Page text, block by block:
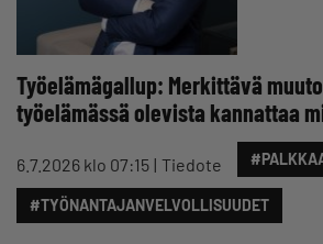
Työelämägallup: Merkittävä
työelämässä olevista kannattaa
6.7.2026 klo 07:15 Tiedote
#TYÖNANTAJANVELVOLLISUUDET